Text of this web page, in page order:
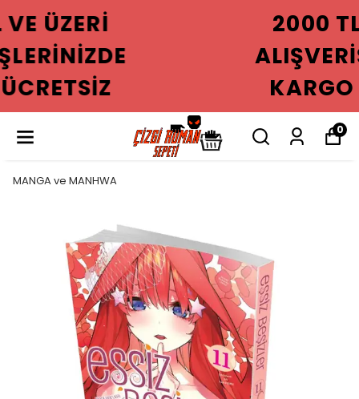
2000 TL VE ÜZERI
ALIŞVERIŞLERINIZDE
KARGO ÜCRETSIZ
0
MANGA ve MANHWA